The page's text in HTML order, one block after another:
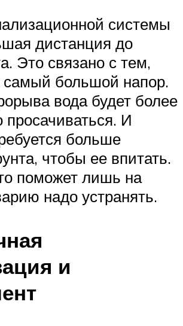
системы
дистанция до
Это связано с тем,
самый большой напор.
вода будет более
просачиваться. И
больше
чтобы ее впитать.
поможет лишь на
надо устранять.
и